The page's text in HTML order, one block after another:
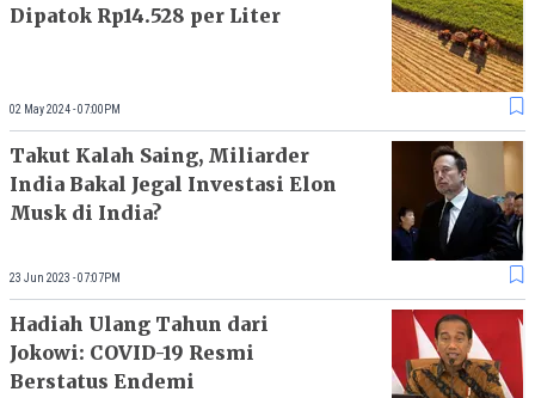
Dipatok Rp14.528 per Liter
02 May 2024 - 07:00PM
Takut Kalah Saing, Miliarder
India Bakal Jegal Investasi Elon
Musk di India?
23 Jun 2023 - 07:07PM
Hadiah Ulang Tahun dari
Jokowi: COVID-19 Resmi
Berstatus Endemi